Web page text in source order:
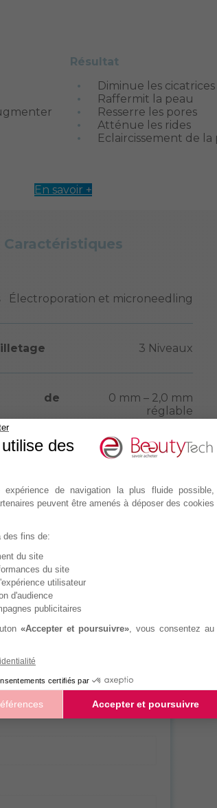
des
Gestion du
de navigation la plus fluide possible,
peuvent être amenés à déposer des cookies
des fins de:
du site
du site
utilisateur
d'audience
publicitaires
«Accepter et poursuivre» , vous consentez au
certifiés par
Accepter et poursuivre
Axeptio consent
Résultat
Diminue les
Raffermit la peau
Resserre les pores
Atténue les rides
Eclaircissement de la
En savoir +
Caractéristiques
Électroporation et microneedling
3 Niveaux
de
0 mm – 2,0 mm
réglable
33g
?